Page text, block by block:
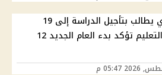
خبير تربوي يطالب بتأجيل الدراسة إلى 19
سبتمبر والتعليم تؤكد بدء العام الجديد 12